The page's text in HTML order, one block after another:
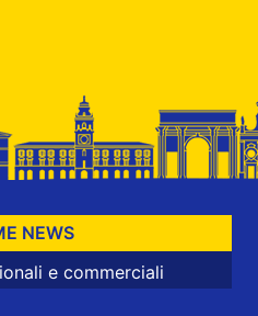
NEWS